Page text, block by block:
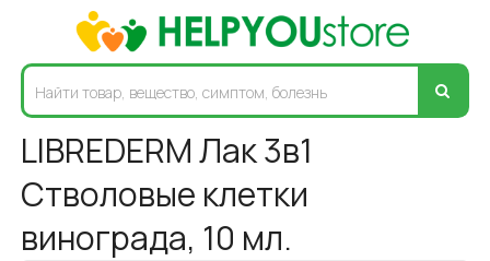
LIBREDERM Лак 3в1
Стволовые клетки
винограда, 10 мл.